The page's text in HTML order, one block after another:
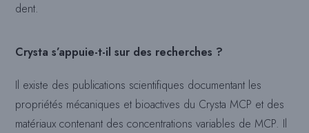
dent.
Crysta s’appuie-t-il sur des recherches ?
Il existe des publications scientifiques documentant les
propriétés mécaniques et bioactives du Crysta MCP et des
matériaux contenant des concentrations variables de MCP. Il